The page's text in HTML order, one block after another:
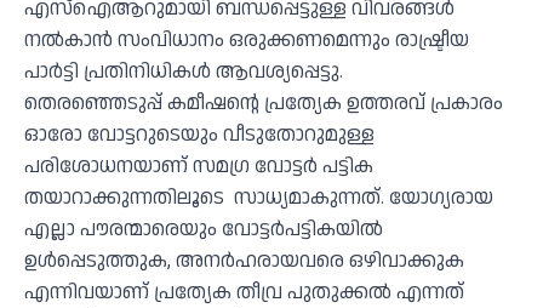
എസ്ഐആറുമായി ബന്ധപ്പെട്ടുള്ള വിവരങ്ങള്‍
നല്‍കാന്‍ സംവിധാനം ഒരുക്കണമെന്നും രാഷ്ട്രീയ
പാര്‍ട്ടി പ്രതിനിധികള്‍ ആവശ്യപ്പെട്ടു.
തെരഞ്ഞെടുപ്പ് കമീഷന്റെ പ്രത്യേക ഉത്തരവ് പ്രകാരം
ഓരോ വോട്ടറുടെയും വീടുതോറുമുള്ള
പരിശോധനയാണ് സമഗ്ര വോട്ടര്‍ പട്ടിക
തയാറാക്കുന്നതിലൂടെ സാധ്യമാകുന്നത്. യോഗ്യരായ
എല്ലാ പൗരന്മാരെയും വോട്ടര്‍പട്ടികയില്‍
ഉള്‍പ്പെടുത്തുക, അനര്‍ഹരായവരെ ഒഴിവാക്കുക
എന്നിവയാണ് പ്രത്യേക തീവ്ര പുതുക്കല്‍ എന്നത്